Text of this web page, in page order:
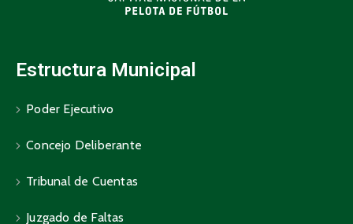
Estructura Municipal
Poder Ejecutivo
Concejo Deliberante
Tribunal de Cuentas
Juzgado de Faltas